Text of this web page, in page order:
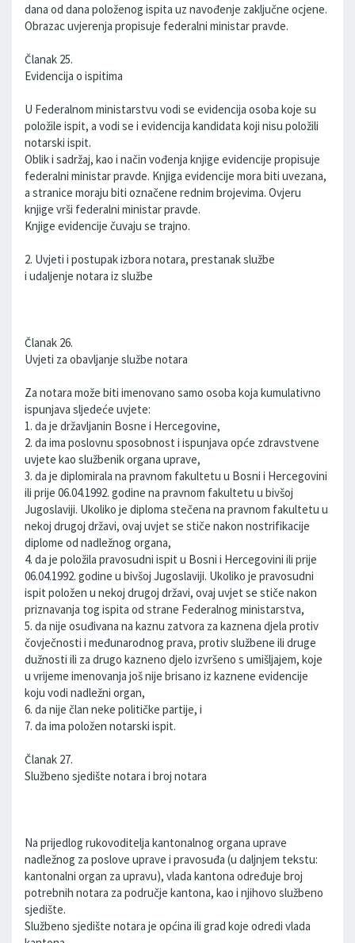
dana od dana položenog ispita uz navođenje zaključne ocjene.
Obrazac uvjerenja propisuje federalni ministar pravde.
Članak 25.
Evidencija o ispitima
U Federalnom ministarstvu vodi se evidencija osoba koje su
položile ispit, a vodi se i evidencija kandidata koji nisu položili
notarski ispit.
Oblik i sadržaj, kao i način vođenja knjige evidencije propisuje
federalni ministar pravde. Knjiga evidencije mora biti uvezana,
a stranice moraju biti označene rednim brojevima. Ovjeru
knjige vrši federalni ministar pravde.
Knjige evidencije čuvaju se trajno.
2. Uvjeti i postupak izbora notara, prestanak službe
i udaljenje notara iz službe
Članak 26.
Uvjeti za obavljanje službe notara
Za notara može biti imenovano samo osoba koja kumulativno
ispunjava sljedeće uvjete:
1. da je državljanin Bosne i Hercegovine,
2. da ima poslovnu sposobnost i ispunjava opće zdravstvene
uvjete kao službenik organa uprave,
3. da je diplomirala na pravnom fakultetu u Bosni i Hercegovini
ili prije 06.04.1992. godine na pravnom fakultetu u bivšoj
Jugoslaviji. Ukoliko je diploma stečena na pravnom fakultetu u
nekoj drugoj državi, ovaj uvjet se stiče nakon nostrifikacije
diplome od nadležnog organa,
4. da je položila pravosudni ispit u Bosni i Hercegovini ili prije
06.04.1992. godine u bivšoj Jugoslaviji. Ukoliko je pravosudni
ispit položen u nekoj drugoj državi, ovaj uvjet se stiče nakon
priznavanja tog ispita od strane Federalnog ministarstva,
5. da nije osuđivana na kaznu zatvora za kaznena djela protiv
čovječnosti i međunarodnog prava, protiv službene ili druge
dužnosti ili za drugo kazneno djelo izvršeno s umišljajem, koje
u vrijeme imenovanja još nije brisano iz kaznene evidencije
koju vodi nadležni organ,
6. da nije član neke političke partije, i
7. da ima položen notarski ispit.
Članak 27.
Službeno sjedište notara i broj notara
Na prijedlog rukovoditelja kantonalnog organa uprave
nadležnog za poslove uprave i pravosuđa (u daljnjem tekstu:
kantonalni organ za upravu), vlada kantona određuje broj
potrebnih notara za područje kantona, kao i njihovo službeno
sjedište.
Službeno sjedište notara je općina ili grad koje odredi vlada